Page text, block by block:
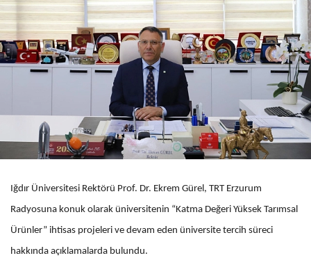
Iğdır Üniversitesi Rektörü Prof. Dr. Ekrem Gürel, TRT Erzurum
Radyosuna konuk olarak üniversitenin “Katma Değeri Yüksek Tarımsal
Ürünler” ihtisas projeleri ve devam eden üniversite tercih süreci
hakkında açıklamalarda bulundu.